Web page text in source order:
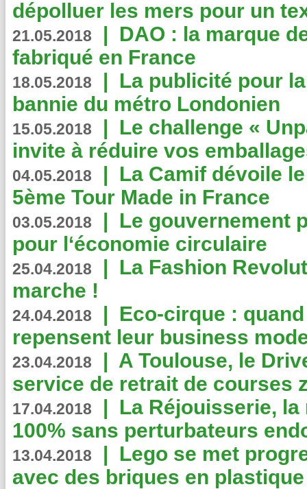
dépolluer les mers pour un
21.05.2018 | DAO : la marque
fabriqué en France
18.05.2018 | La publicité pour
bannie du métro Londonien
15.05.2018 | Le challenge «
invite à réduire vos
04.05.2018 | La Camif dévoile
5ème Tour Made in France
03.05.2018 | Le gouvernement
pour l‘économie circulaire
25.04.2018 | La Fashion
marche !
24.04.2018 | Eco-cirque :
repensent leur business
23.04.2018 | A Toulouse, le
service de retrait de courses
17.04.2018 | La Réjouisserie,
100% sans perturbateurs
13.04.2018 | Lego se met
avec des briques en